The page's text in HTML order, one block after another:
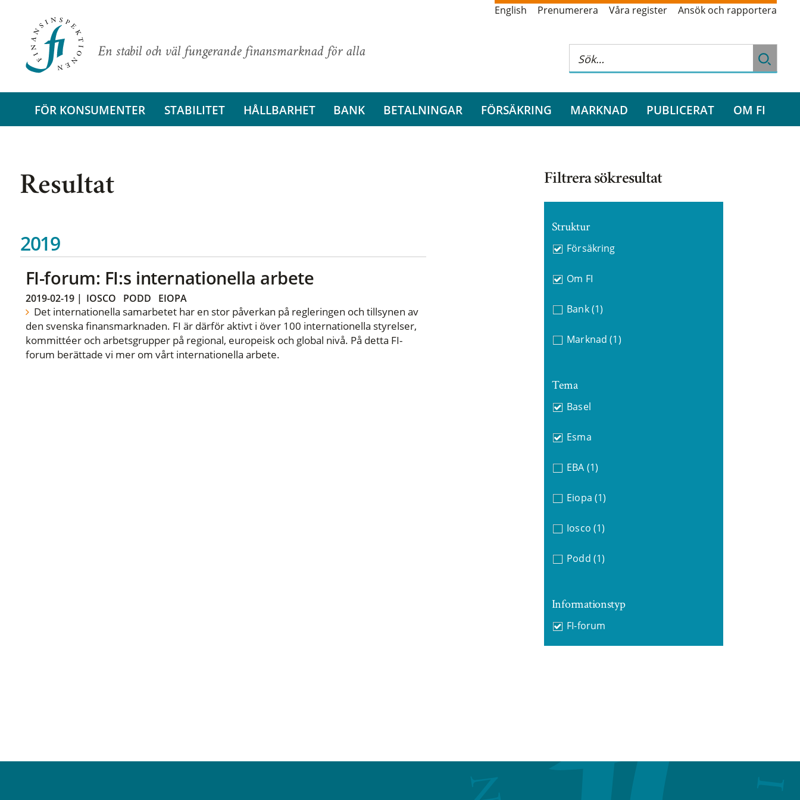
En stabil och väl fungerande finansmarknad för alla
English Prenumerera Våra register Ansök och rapportera
FÖR KONSUMENTER STABILITET HÅLLBARHET BANK BETALNINGAR FÖRSÄKRING MARKNAD PUBLICERAT OM FI
Resultat
2019
FI-forum: FI:s internationella arbete
2019-02-19| IOSCO PODD EIOPA
Det internationella samarbetet har en stor påverkan på regleringen och tillsynen av
den svenska finansmarknaden. FI är därför aktivt i över 100 internationella styrelser,
kommittéer och arbetsgrupper på regional, europeisk och global nivå. På detta FI-
forum berättade vi mer om vårt internationella arbete.
Filtrera sökresultat
Struktur
Försäkring
Om FI
Bank (1)
Marknad (1)
Tema
Basel
Esma
EBA (1)
Eiopa (1)
Iosco (1)
Podd (1)
Informationstyp
FI-forum